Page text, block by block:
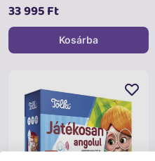
33 995 Ft
Kosárba